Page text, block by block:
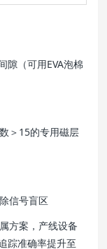
隙（可用EVA泡棉
＞15的专用磁层
信号盲区
方案，产线设备
踪准确率提升至